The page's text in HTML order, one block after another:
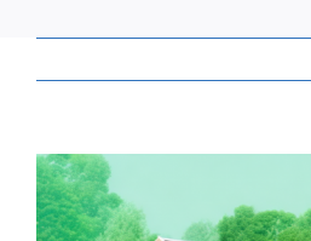
Zeige
grösseres
Bild